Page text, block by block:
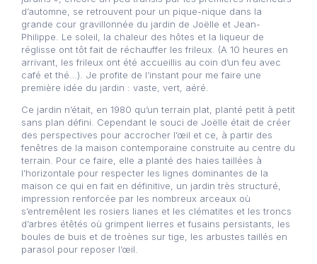
d’automne, se retrouvent pour un pique-nique dans la
grande cour gravillonnée du jardin de Joëlle et Jean-
Philippe. Le soleil, la chaleur des hôtes et la liqueur de
réglisse ont tôt fait de réchauffer les frileux. (A 10 heures en
arrivant, les frileux ont été accueillis au coin d’un feu avec
café et thé…). Je profite de l’instant pour me faire une
première idée du jardin : vaste, vert, aéré.
Ce jardin n’était, en 1980 qu’un terrain plat, planté petit à petit
sans plan défini. Cependant le souci de Joëlle était de créer
des perspectives pour accrocher l’œil et ce, à partir des
fenêtres de la maison contemporaine construite au centre du
terrain. Pour ce faire, elle a planté des haies taillées à
l’horizontale pour respecter les lignes dominantes de la
maison ce qui en fait en définitive, un jardin très structuré,
impression renforcée par les nombreux arceaux où
s’entremêlent les rosiers lianes et les clématites et les troncs
d’arbres étêtés où grimpent lierres et fusains persistants, les
boules de buis et de troènes sur tige, les arbustes taillés en
parasol pour reposer l’œil.